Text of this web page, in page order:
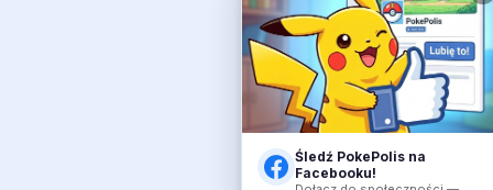
Śledź PokePolis na
Facebooku!